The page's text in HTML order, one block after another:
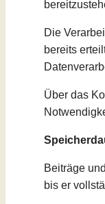
Die
bereits
Über das
Beiträge
bis er